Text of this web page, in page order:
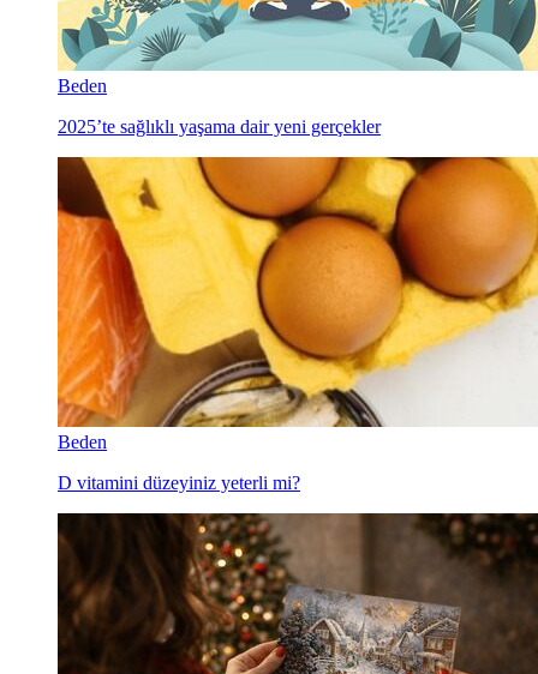
Beden
2025’te sağlıklı yaşama dair yeni gerçekler
Beden
D vitamini düzeyiniz yeterli mi?